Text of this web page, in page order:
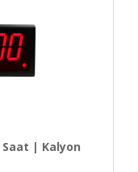
| Kalyon